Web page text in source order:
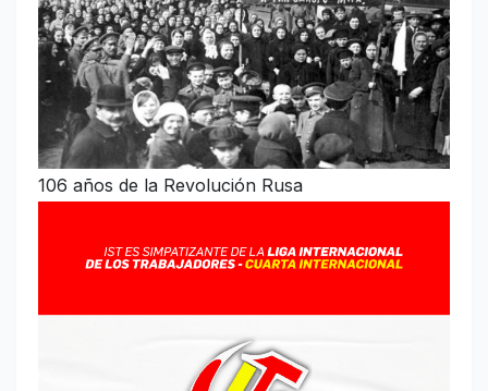
106 años de la Revolución Rusa